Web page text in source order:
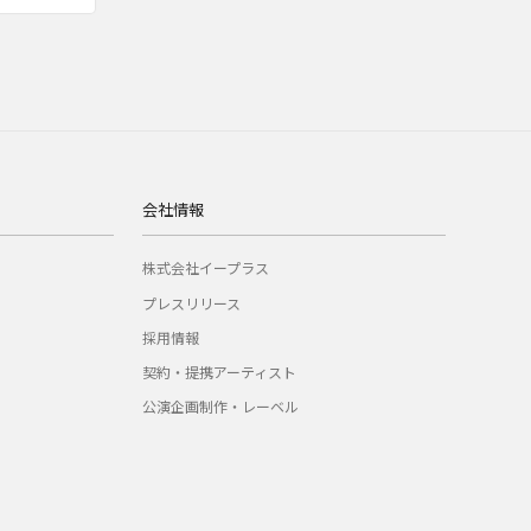
会社情報
株式会社イープラス
プレスリリース
採用情報
契約・提携アーティスト
公演企画制作・レーベル